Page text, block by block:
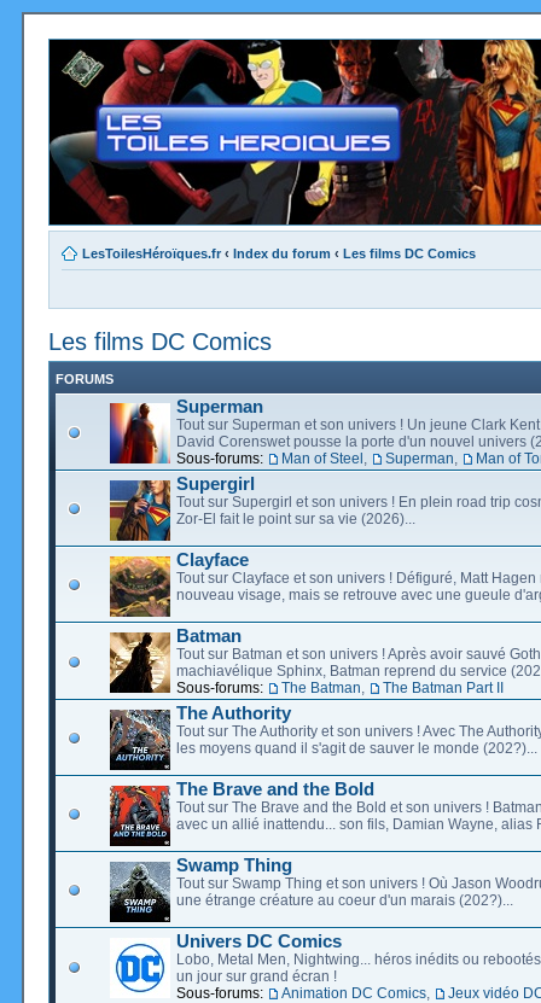
LesToilesHéroïques.fr ‹ Index du forum ‹ Les films DC Comics
Les films DC Comics
FORUMS
Superman
Tout sur Superman et son univers ! Un jeune Clark
David Corenswet pousse la porte d'un nouvel univers
Sous-forums:
Man of Steel , Superman, Man of
Supergirl
Tout sur Supergirl et son univers ! En plein road trip
Zor-El fait le point sur sa vie (2026)...
Clayface
Tout sur Clayface et son univers ! Défiguré, Matt Hagen
nouveau visage, mais se retrouve avec une gueule
Batman
Tout sur Batman et son univers ! Après avoir sauvé
machiavélique Sphinx, Batman reprend du service
Sous-forums:
The Batman, The Batman Part II
The Authority
Tout sur The Authority et son univers ! Avec The
les moyens quand il s'agit de sauver le monde (202?)...
The Brave and the Bold
Tout sur The Brave and the Bold et son univers !
avec un allié inattendu... son fils, Damian Wayne, alias
Swamp Thing
Tout sur Swamp Thing et son univers ! Où Jason
une étrange créature au coeur d'un marais (202?)...
Univers DC Comics
Lobo, Metal Men, Nightwing... héros inédits ou
un jour sur grand écran !
Sous-forums:
Animation DC Comics, Jeux vidéo